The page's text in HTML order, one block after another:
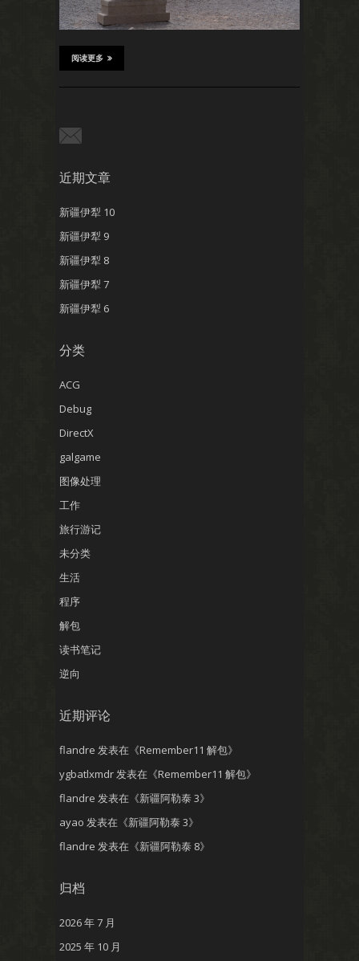
阅读更多
近期文章
新疆伊犁 10
新疆伊犁 9
新疆伊犁 8
新疆伊犁 7
新疆伊犁 6
分类
ACG
Debug
DirectX
galgame
图像处理
工作
旅行游记
未分类
生活
程序
解包
读书笔记
逆向
近期评论
flandre 发表在《Remember11 解包》
ygbatlxmdr发表在《Remember11 解包》
flandre 发表在《新疆阿勒泰 3》
ayao 发表在《新疆阿勒泰 3》
flandre 发表在《新疆阿勒泰 8》
归档
2026 年 7 月
2025 年 10 月